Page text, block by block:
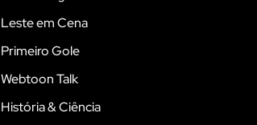
Leste em Cena
Primeiro Gole
Webtoon Talk
História & Ciência